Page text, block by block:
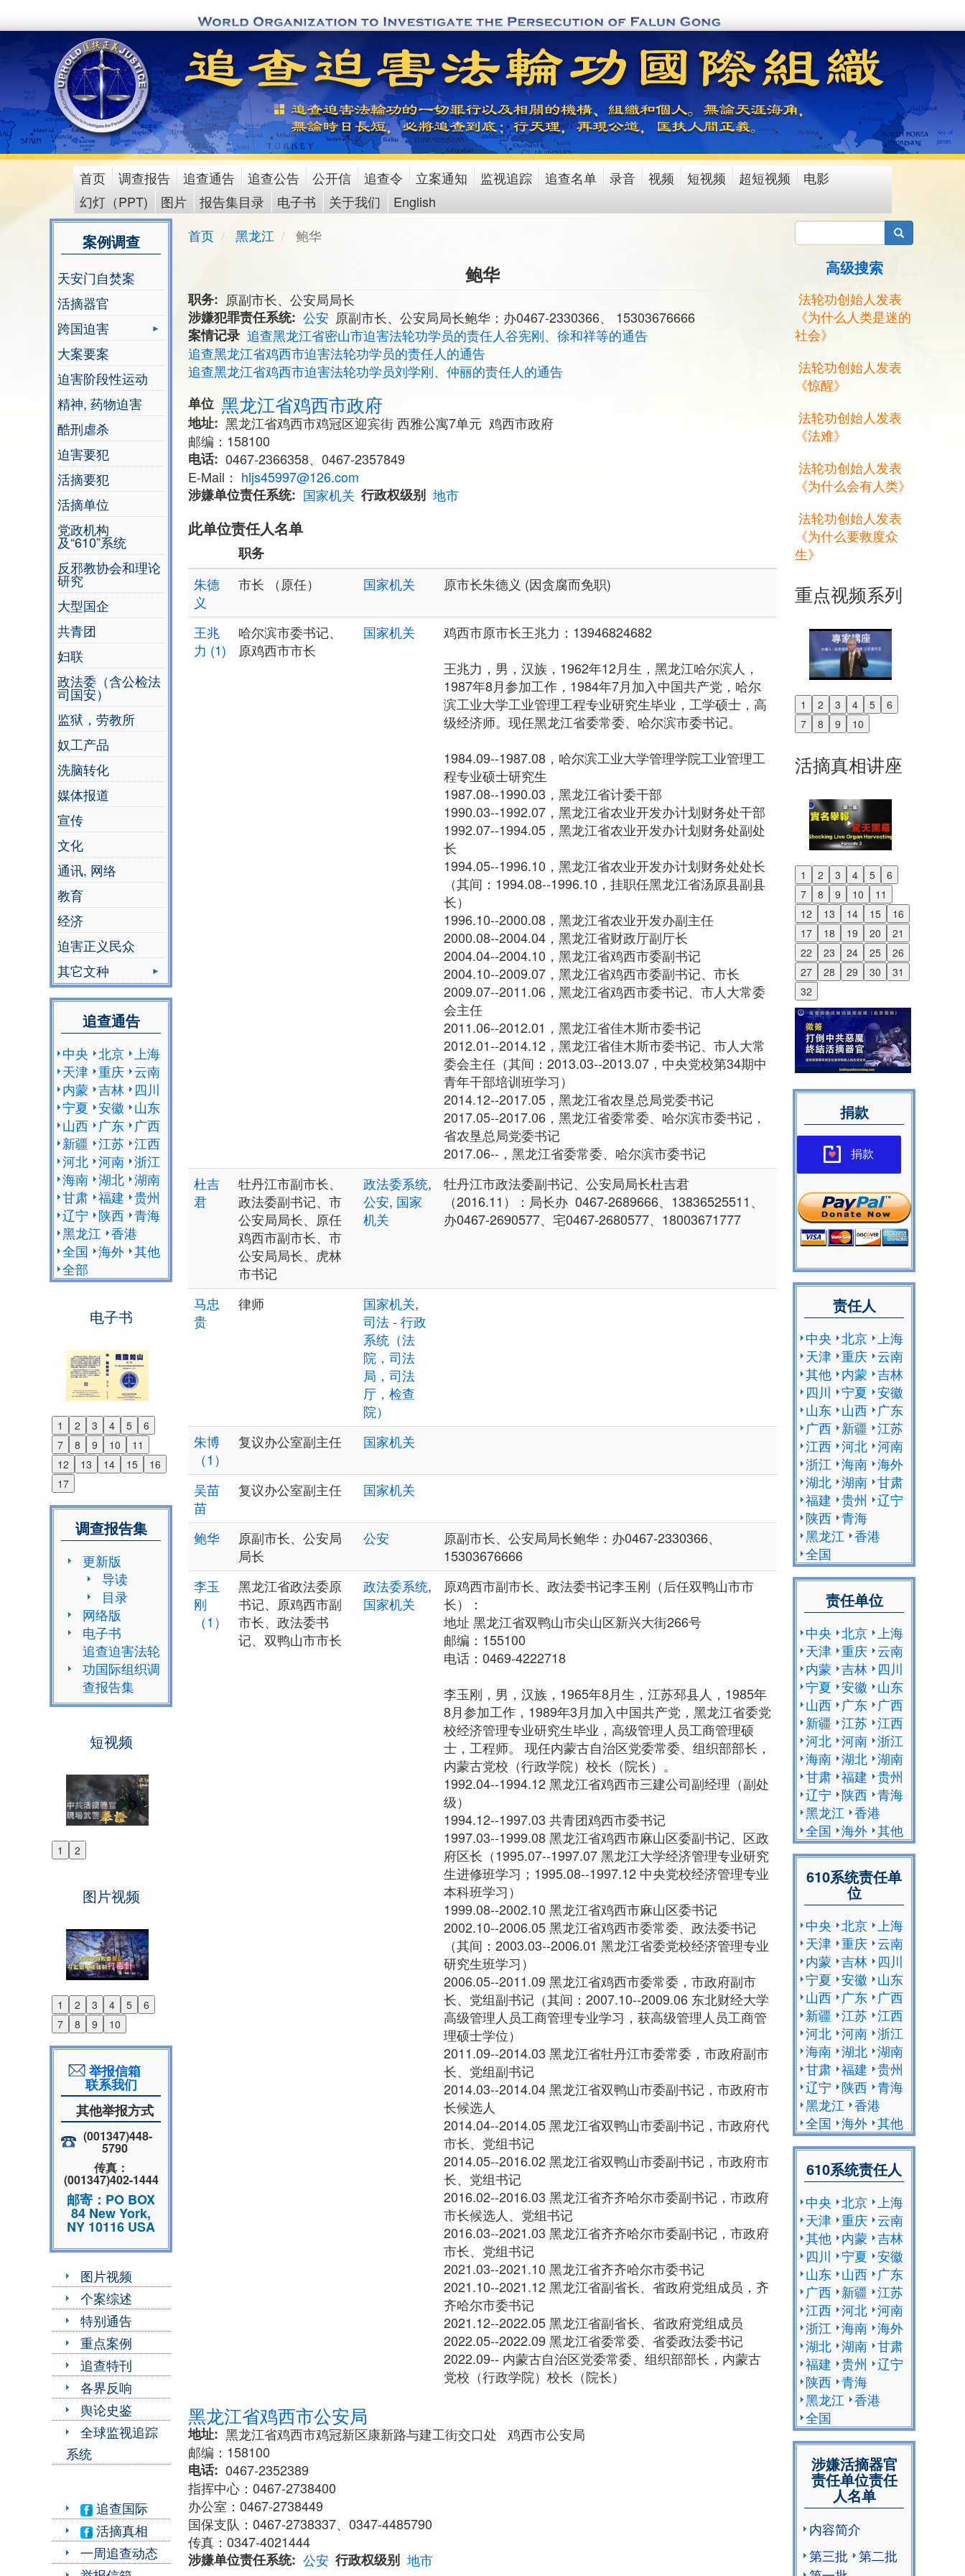
to
content
main
menu
首页 调查报告 追查通告 追查公告 公开信 追查令 立案通知 监视追踪 追查名单 录音 视频 短视频 超短视频
电影
幻灯（PPT)
图片 报告集目录 电子书 关于我们 English
案例调查
天安门自焚案
活摘器官
跨国迫害
大案要案
迫害阶段性运动
精神, 药物迫害
酷刑虐杀
迫害要犯
活摘要犯
活摘单位
党政机构
及“610”系统
反邪教协会和理论
研究
大型国企
共青团
妇联
政法委（含公检法
司国安）
监狱，劳教所
奴工产品
洗脑转化
媒体报道
宣传
文化
通讯, 网络
教育
经济
迫害正义民众
其它文种
追查通告
中央 北京 上海
天津 重庆 云南
内蒙 吉林
四川
宁夏 安徽
山东
山西
广东
广西
新疆 江苏 江西
河北 河南 浙江
海南 湖北 湖南
甘肃 福建 贵州
辽宁
陕西 青海
黑龙江 香港
全国 海外 其他
全部
电子书
1 2 3 4 5
6
7
8 9 10
11
12
13 14 15
16
17
Previous
Next
调查报告集
更新版
导读
目录
网络版
电子书
追查迫害法轮
功国际组织调
查报告集
短视频
1 2
Previous
图片视频
1 2 3 4 5
6
7
8 9 10
Previous
Next
举报信箱
联系我们
其他举报方式
(001347)448-
5790
传真：
(001347)402-1444
邮寄：PO BOX
84 New York,
NY 10116 USA
图片视频
个案综述
特别通告
重点案例
追查特刊
各界反响
舆论史鉴
全球监视追踪
系统
追查国际
活摘真相
一周追查动态
首页 黑龙江 鲍华
鲍华
职务
原副市长、公安局局长
涉嫌犯罪责任系统
公安 原副市长、公安局局长鲍华：办0467-2330366、 15303676666
案情记录 追查黑龙江省密山市迫害法轮功学员的责任人谷宪刚、徐和祥等的通告
追查黑龙江省鸡西市迫害法轮功学员的责任人的通告
追查黑龙江省鸡西市迫害法轮功学员刘学刚、仲丽的责任人的通告
单位 黑龙江省鸡西市政府
地址
​黑龙江省鸡西市鸡冠区迎宾街 西雅公寓7单元 鸡西市政府
邮编：158100
电话
0467-2366358、0467-2357849
E-Mail： hljs45997@126.com
涉嫌单位责任系统
国家机关 行政权级别 地市
此单位责任人名单
职务
朱德
义
市长 （原任） 国家机关 原市长朱德义 (因贪腐而免职)
王兆
力 (1)
哈尔滨市委书记、
原鸡西市市长
国家机关
鸡西市原市长王兆力：13946824682
王兆力，男，汉族，1962年12月生，黑龙江哈尔滨人，
1987年8月参加工作，1984年7月加入中国共产党，哈尔
滨工业大学工业管理工程专业研究生毕业，工学硕士，高
级经济师。现任黑龙江省委常委、哈尔滨市委书记。
1984.09--1987.08，哈尔滨工业大学管理学院工业管理工
程专业硕士研究生
1987.08--1990.03，黑龙江省计委干部
1990.03--1992.07，黑龙江省农业开发办计划财务处干部
1992.07--1994.05，黑龙江省农业开发办计划财务处副处
长
1994.05--1996.10，黑龙江省农业开发办计划财务处处长
（其间：1994.08--1996.10，挂职任黑龙江省汤原县副县
长）
1996.10--2000.08，黑龙江省农业开发办副主任
2000.08--2004.04，黑龙江省财政厅副厅长
2004.04--2004.10，黑龙江省鸡西市委副书记
2004.10--2009.07，黑龙江省鸡西市委副书记、市长
2009.07--2011.06，黑龙江省鸡西市委书记、市人大常委
会主任
2011.06--2012.01，黑龙江省佳木斯市委书记
2012.01--2014.12，黑龙江省佳木斯市委书记、市人大常
委会主任（其间：2013.03--2013.07，中央党校第34期中
青年干部培训班学习）
2014.12--2017.05，黑龙江省农垦总局党委书记
2017.05--2017.06，黑龙江省委常委、哈尔滨市委书记，
省农垦总局党委书记
2017.06--，黑龙江省委常委、哈尔滨市委书记
杜吉
君
牡丹江市副市长、
政法委副书记、市
公安局局长、原任
鸡西市副市长、市
公安局局长、虎林
市书记
政法委系统,
公安, 国家
机关
牡丹江市政法委副书记、公安局局长杜吉君
（2016.11）：局长办 0467-2689666、13836525511、
办0467-2690577、宅0467-2680577、18003671777
马忠
贵
律师 国家机关,
司法 - 行政
系统（法
院，司法
局，司法
厅，检查
院）
朱博
（1）
复议办公室副主任 国家机关
吴苗
苗
复议办公室副主任 国家机关
鲍华
原副市长、公安局
局长
公安
原副市长、公安局局长鲍华：办0467-2330366、
15303676666
李玉
刚
（1）
黑龙江省政法委原
书记、原鸡西市副
市长、政法委书
记、双鸭山市市长
政法委系统,
国家机关
原鸡西市副市长、政法委书记李玉刚（后任双鸭山市市
长）：
地址 黑龙江省双鸭山市尖山区新兴大街266号
邮编：155100
电话：0469-4222718
李玉刚，男，汉族，1965年8月生，江苏邳县人，1985年
8月参加工作，1989年3月加入中国共产党，黑龙江省委党
校经济管理专业研究生毕业，高级管理人员工商管理硕
士，工程师。 现任内蒙古自治区党委常委、组织部部长，
内蒙古党校（行政学院）校长（院长）。
1992.04--1994.12 黑龙江省鸡西市三建公司副经理（副处
级）
1994.12--1997.03 共青团鸡西市委书记
1997.03--1999.08 黑龙江省鸡西市麻山区委副书记、区政
府区长（1995.07--1997.07 黑龙江大学经济管理专业研究
生进修班学习；1995.08--1997.12 中央党校经济管理专业
本科班学习）
1999.08--2002.10 黑龙江省鸡西市麻山区委书记
2002.10--2006.05 黑龙江省鸡西市委常委、政法委书记
（其间：2003.03--2006.01 黑龙江省委党校经济管理专业
研究生班学习）
2006.05--2011.09 黑龙江省鸡西市委常委，市政府副市
长、党组副书记（其间：2007.10--2009.06 东北财经大学
高级管理人员工商管理专业学习，获高级管理人员工商管
理硕士学位）
2011.09--2014.03 黑龙江省牡丹江市委常委，市政府副市
长、党组副书记
2014.03--2014.04 黑龙江省双鸭山市委副书记，市政府市
长候选人
2014.04--2014.05 黑龙江省双鸭山市委副书记，市政府代
市长、党组书记
2014.05--2016.02 黑龙江省双鸭山市委副书记，市政府市
长、党组书记
2016.02--2016.03 黑龙江省齐齐哈尔市委副书记，市政府
市长候选人、党组书记
2016.03--2021.03 黑龙江省齐齐哈尔市委副书记，市政府
市长、党组书记
2021.03--2021.10 黑龙江省齐齐哈尔市委书记
2021.10--2021.12 黑龙江省副省长、省政府党组成员，齐
齐哈尔市委书记
2021.12--2022.05 黑龙江省副省长、省政府党组成员
2022.05--2022.09 黑龙江省委常委、省委政法委书记
2022.09-- 内蒙古自治区党委常委、组织部部长，内蒙古
党校（行政学院）校长（院长）
黑龙江省鸡西市公安局
地址
黑龙江省鸡西市鸡冠新区康新路与建工街交口处 鸡西市公安局
邮编：158100
电话
0467-2352389
指挥中心：0467-2738400
办公室：0467-2738449
国保支队：0467-2738337、0347-4485790
传真：0347-4021444
涉嫌单位责任系统
公安 行政权级别 地市
搜索
高级搜索
法轮功创始人发表
《为什么人类是迷的
社会》
法轮功创始人发表
《惊醒》
法轮功创始人发表
《法难》
法轮功创始人发表
《为什么会有人类》
法轮功创始人发表
《为什么要救度众
生》
重点视频系列
1 2 3 4 5
6
7
8 9 10
Previous
Next
活摘真相讲座
1 2 3 4 5
6
7
8 9 10
11
12
13 14 15
16
17
18 19 20
21
22
23 24 25
26
27
28 29 30
31
32
Previous
Next
捐款
捐款
责任人
中央 北京
上海
天津 重庆 云南
其他 内蒙 吉林
四川
宁夏 安徽
山东 山西
广东
广西 新疆 江苏
江西 河北 河南
浙江 海南 海外
湖北 湖南 甘肃
福建 贵州
辽宁
陕西 青海
黑龙江 香港
全国
责任单位
中央 北京
上海
天津 重庆 云南
内蒙 吉林
四川
宁夏 安徽
山东
山西
广东
广西
新疆 江苏 江西
河北 河南 浙江
海南 湖北 湖南
甘肃 福建 贵州
辽宁
陕西 青海
黑龙江 香港
全国 海外 其他
610系统责任单
位
中央 北京
上海
天津 重庆 云南
内蒙 吉林
四川
宁夏 安徽
山东
山西
广东
广西
新疆 江苏 江西
河北 河南 浙江
海南 湖北 湖南
甘肃 福建 贵州
辽宁
陕西 青海
黑龙江 香港
全国 海外 其他
610系统责任人
中央 北京
上海
天津 重庆 云南
其他 内蒙 吉林
四川
宁夏 安徽
山东 山西
广东
广西 新疆 江苏
江西 河北 河南
浙江 海南 海外
湖北 湖南 甘肃
福建 贵州
辽宁
陕西 青海
黑龙江 香港
全国
涉嫌活摘器官
责任单位责任
人名单
内容简介
第三批
第二批